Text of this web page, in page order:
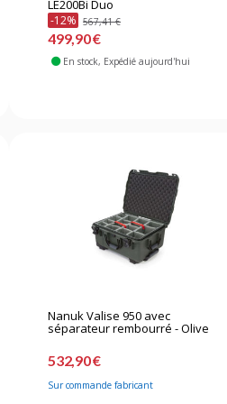
LE200Bi Duo
-12% 567,41 €
499,90 €
En stock, Expédié aujourd'hui
Nanuk Valise 950 avec
séparateur rembourré - Olive
532,90 €
Sur commande fabricant